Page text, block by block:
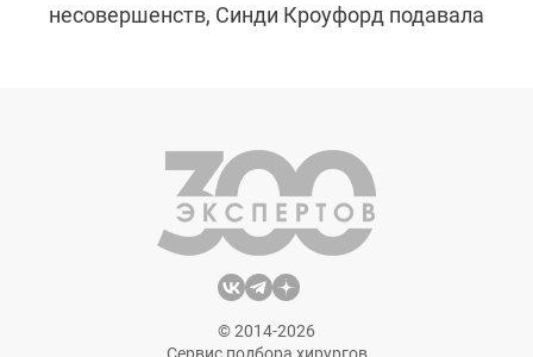
несовершенств, Синди Кроуфорд подавала
рекламные вывески и афиши. Синди
Кроуфорд в молодости нашла
универсальный рецепт красоты и
стройности и использовала его всю жизнь.
© 2014-2026
Сервис подбора хирургов